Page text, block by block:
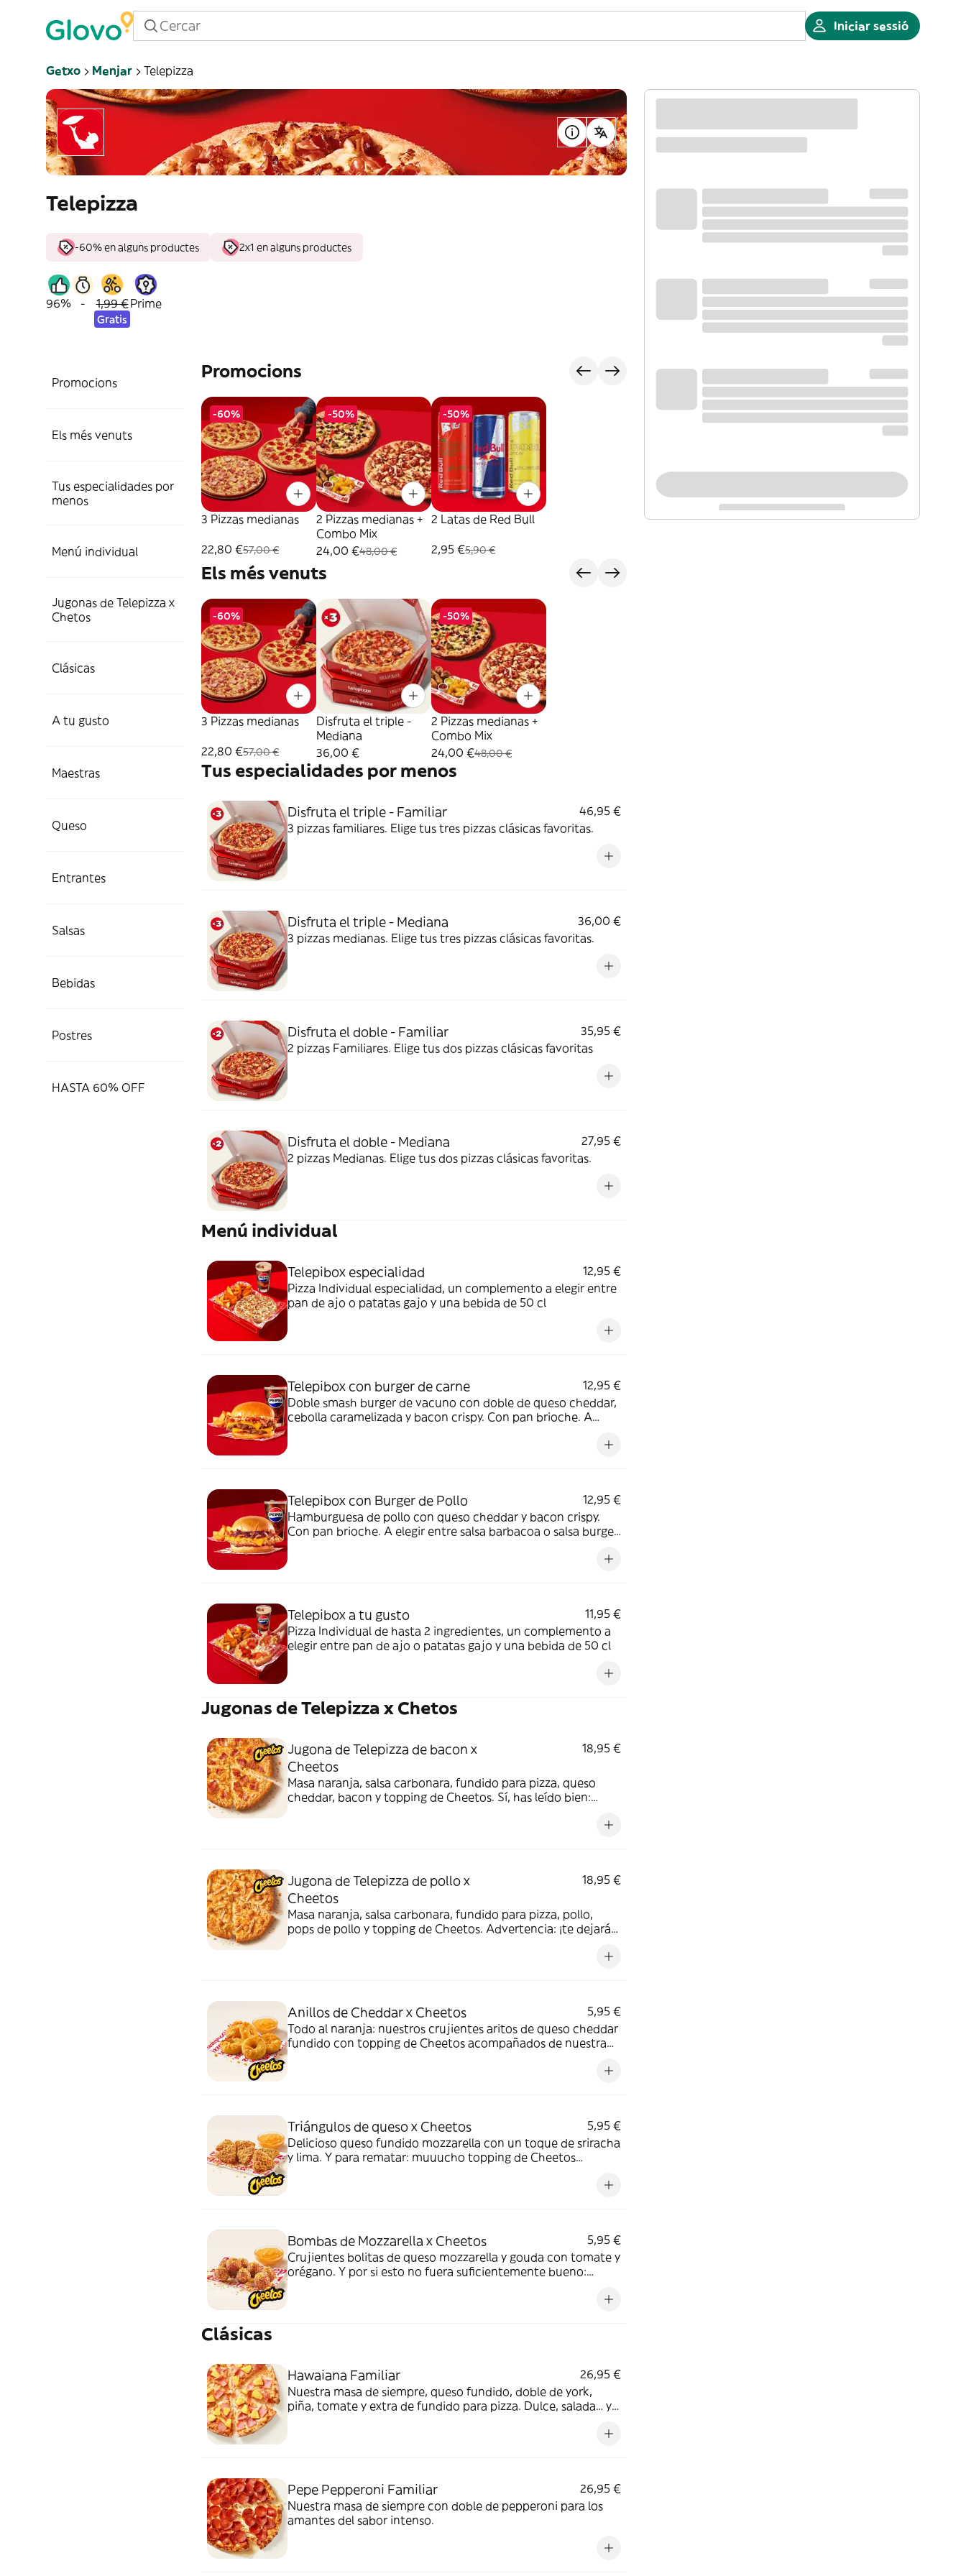
Iniciar sessió
Getxo Menjar Telepizza
Telepizza
-60% en alguns productes 2x1 en alguns productes
96% - 1,99 €
Gratis
Prime
Promocions
Els més venuts
Tus especialidades por
menos
Menú individual
Jugonas de Telepizza x
Chetos
Clásicas
A tu gusto
Maestras
Queso
Entrantes
Salsas
Bebidas
Postres
HASTA 60% OFF
Promocions
-60%
3 Pizzas medianas
22,80 €57,00 €
-50%
2 Pizzas medianas +
Combo Mix
24,00 €48,00 €
-50%
2 Latas de Red Bull
2,95 €5,90 €
Els més venuts
-60%
3 Pizzas medianas
22,80 €57,00 €
Disfruta el triple -
Mediana
36,00 €
-50%
2 Pizzas medianas +
Combo Mix
24,00 €48,00 €
Tus especialidades por menos
Disfruta el triple - Familiar
46,95 €
3 pizzas familiares. Elige tus tres pizzas clásicas favoritas.
Disfruta el triple - Mediana
36,00 €
3 pizzas medianas. Elige tus tres pizzas clásicas favoritas.
Disfruta el doble - Familiar
35,95 €
2 pizzas Familiares. Elige tus dos pizzas clásicas favoritas
Disfruta el doble - Mediana
27,95 €
2 pizzas Medianas. Elige tus dos pizzas clásicas favoritas.
Menú individual
Telepibox especialidad
12,95 €
Pizza Individual especialidad, un complemento a elegir entre
pan de ajo o patatas gajo y una bebida de 50 cl
Telepibox con burger de carne
12,95 €
Doble smash burger de vacuno con doble de queso cheddar,
cebolla caramelizada y bacon crispy. Con pan brioche. A
Telepibox con Burger de Pollo
12,95 €
Hamburguesa de pollo con queso cheddar y bacon crispy.
Con pan brioche. A elegir entre salsa barbacoa o salsa burger.
Telepibox a tu gusto
11,95 €
Pizza Individual de hasta 2 ingredientes, un complemento a
elegir entre pan de ajo o patatas gajo y una bebida de 50 cl
Jugonas de Telepizza x Chetos
Jugona de Telepizza de bacon x
Cheetos
18,95 €
Masa naranja, salsa carbonara, fundido para pizza, queso
cheddar, bacon y topping de Cheetos. Sí, has leído bien:
Jugona de Telepizza de pollo x
Cheetos
18,95 €
Masa naranja, salsa carbonara, fundido para pizza, pollo,
pops de pollo y topping de Cheetos. Advertencia: ¡te dejará
Anillos de Cheddar x Cheetos
5,95 €
Todo al naranja: nuestros crujientes aritos de queso cheddar
fundido con topping de Cheetos acompañados de nuestra
Triángulos de queso x Cheetos
5,95 €
Delicioso queso fundido mozzarella con un toque de sriracha
y lima. Y para rematar: muuucho topping de Cheetos
Bombas de Mozzarella x Cheetos
5,95 €
Crujientes bolitas de queso mozzarella y gouda con tomate y
orégano. Y por si esto no fuera suficientemente bueno:
Clásicas
Hawaiana Familiar
26,95 €
Nuestra masa de siempre, queso fundido, doble de york,
piña, tomate y extra de fundido para pizza. Dulce, salada… y
Pepe Pepperoni Familiar
26,95 €
Nuestra masa de siempre con doble de pepperoni para los
amantes del sabor intenso.